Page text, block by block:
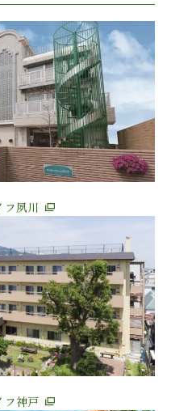
フ夙川
フ神戸